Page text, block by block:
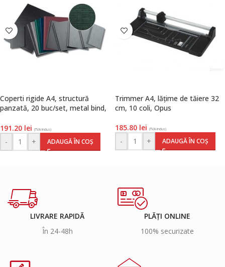
Coperti rigide A4, structură
panzată, 20 buc/set, metal bind,
191.20 lei (TVA inclus)
- + ADAUGĂ ÎN COȘ
Trimmer A4, lățime de tăiere 32
cm, 10 coli, Opus
185.80 lei (TVA inclus)
- + ADAUGĂ ÎN COȘ
LIVRARE RAPIDĂ
În 24-48h
PLĂȚI ONLINE
100% securizate